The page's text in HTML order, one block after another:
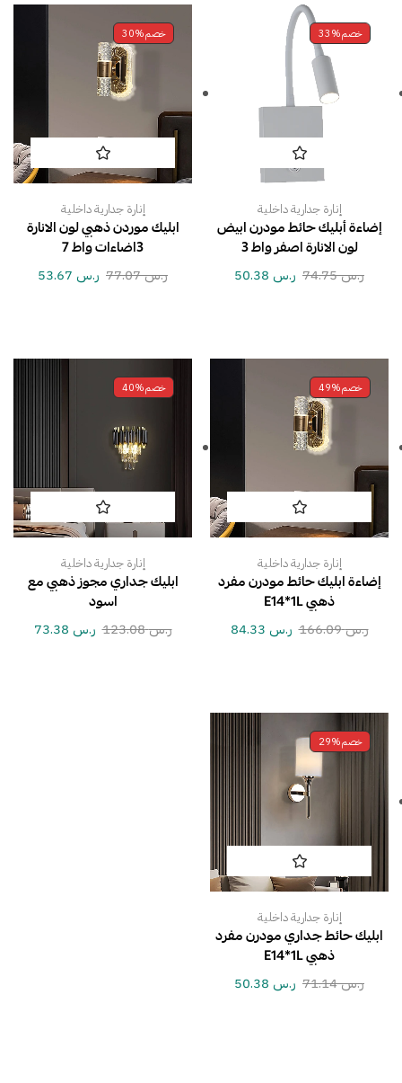
خصم33%
إنارة جدارية داخلية
إضاءة أبليك حائط مودرن ابيض
لون الانارة اصفر واط 3
ر.س74.75 ر.س
خصم30%
إنارة جدارية داخلية
ابليك موردن ذهبي لون الانارة
3اضاءات واط 7
ر.س77.07 ر.س
خصم49%
إنارة جدارية داخلية
إضاءة ابليك حائط مودرن مفرد
ذهبي E14*1L
ر.س166.09 ر.س
خصم40%
إنارة جدارية داخلية
ابليك جداري مجوز ذهبي مع
اسود
ر.س123.08 ر.س
خصم29%
إنارة جدارية داخلية
ابليك حائط جداري مودرن مفرد
ذهبي E14*1L
ر.س71.14 ر.س